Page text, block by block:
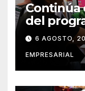
Continúa
del
el Mar
6 AGOSTO,
EMPRESARIAL